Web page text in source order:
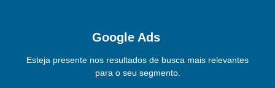
Google Ads
Esteja presente nos resultados de busca mais relevantes
para o seu segmento.